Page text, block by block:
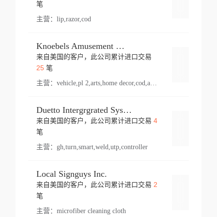
笔
主营： lip,razor,cod
Knoebels Amusement Resort
来自美国的客户，此公司累计进口交易
25笔
主营： vehicle,pl 2,arts,home decor,cod,amusement ride,sea
Duetto Intergrgrated Systems Inc.
来自美国的客户，此公司累计进口交易 4
笔
主营： gh,turn,smart,weld,utp,controller
Local Signguys Inc.
来自美国的客户，此公司累计进口交易 2
笔
主营： microfiber cleaning cloth